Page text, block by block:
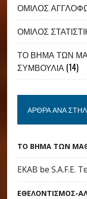
ΟΜΙΛΟΣ
ΟΜΙΛΟΣ
ΤΟ ΒΗΜΑ ΤΩΝ
ΣΥΜΒΟΥΛΙΑ (14)
ΆΡΘΡΑ ΑΝΆ
ΤΟ ΒΗΜΑ ΤΩΝ
ΕΚΑΒ be S.A.F.E.
ΕΘΕΛΟΝΤΙΣΜΟΣ-